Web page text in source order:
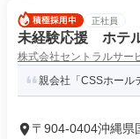
正社員
未経験応援 ホテ
株式会社セントラルサー
親会社「CSSホール
〒904-0404沖縄県